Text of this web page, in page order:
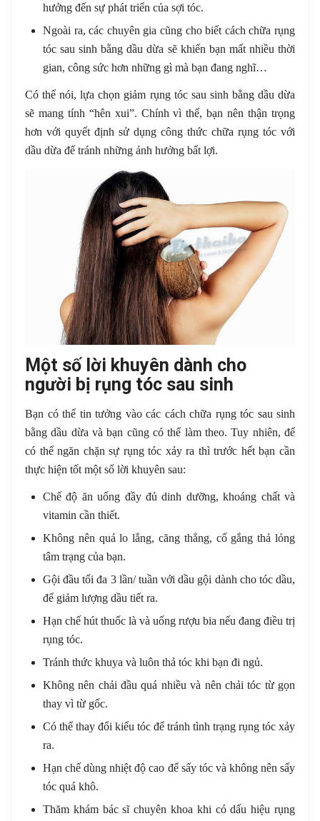
hưởng đến sự phát triển của sợi tóc.
Ngoài ra, các chuyên gia cũng cho biết cách chữa rụng
tóc sau sinh bằng dầu dừa sẽ khiến bạn mất nhiều thời
gian, công sức hơn những gì mà bạn đang nghĩ…
Có thể nói, lựa chọn giảm rụng tóc sau sinh bằng dầu dừa
sẽ mang tính “hên xui”. Chính vì thế, bạn nên thận trọng
hơn với quyết định sử dụng công thức chữa rụng tóc với
dầu dừa để tránh những ảnh hưởng bất lợi.
Một số lời khuyên dành cho
người bị rụng tóc sau sinh
Bạn có thể tin tưởng vào các cách chữa rụng tóc sau sinh
bằng dầu dừa và bạn cũng có thể làm theo. Tuy nhiên, để
có thể ngăn chặn sự rụng tóc xảy ra thì trước hết bạn cần
thực hiện tốt một số lời khuyên sau:
Chế độ ăn uống đầy đủ dinh dưỡng, khoáng chất và
vitamin cần thiết.
Không nên quá lo lắng, căng thẳng, cố gắng thả lỏng
tâm trạng của bạn.
Gội đầu tối đa 3 lần/ tuần với dầu gội dành cho tóc dầu,
để giảm lượng dầu tiết ra.
Hạn chế hút thuốc là và uống rượu bia nếu đang điều trị
rụng tóc.
Tránh thức khuya và luôn thả tóc khi bạn đi ngủ.
Không nên chải đầu quá nhiều và nên chải tóc từ gọn
thay vì từ gốc.
Có thể thay đổi kiểu tóc để tránh tình trạng rụng tóc xảy
ra.
Hạn chế dùng nhiệt độ cao để sấy tóc và không nên sấy
tóc quá khô.
Thăm khám bác sĩ chuyên khoa khi có dấu hiệu rụng